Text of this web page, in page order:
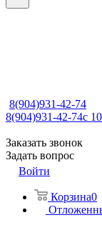
8(904)931-42-74
8(904)931-42-74с
Заказать звонок
Задать вопрос
Войти
Корзина0